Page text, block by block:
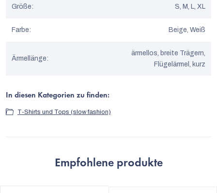
Größe: S, M, L, XL
Farbe: Beige, Weiß
Ärmellänge:
ärmellos, breite Trägern,
Flügelärmel, kurz
In diesen Kategorien zu finden:
T-Shirts und Tops (slow fashion)
Empfohlene produkte